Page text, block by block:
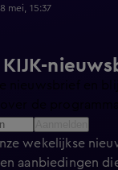
mei, 15:37
wekelijkse
aanbiedingen